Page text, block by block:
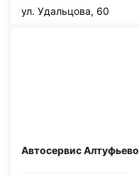
ул. Удальцова, 60
Автосервис Алтуфьево